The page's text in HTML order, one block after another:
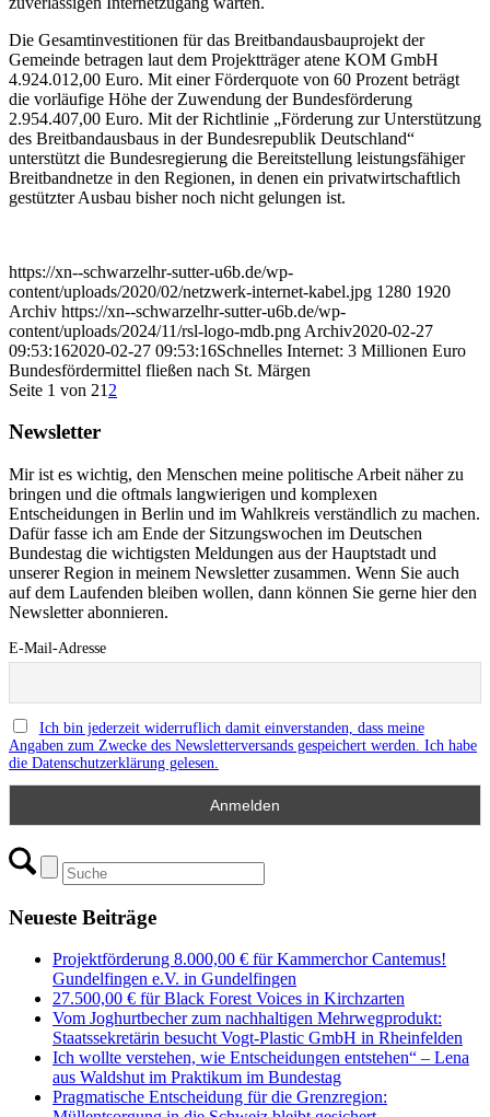
Die Gesamtinvestitionen für das Breitbandausbauprojekt der
Gemeinde betragen laut dem Projektträger atene KOM GmbH
4.924.012,00 Euro. Mit einer Förderquote von 60 Prozent beträgt
die vorläufige Höhe der Zuwendung der Bundesförderung
2.954.407,00 Euro. Mit der Richtlinie „Förderung zur Unterstützung
des Breitbandausbaus in der Bundesrepublik Deutschland“
unterstützt die Bundesregierung die Bereitstellung leistungsfähiger
Breitbandnetze in den Regionen, in denen ein privatwirtschaftlich
gestützter Ausbau bisher noch nicht gelungen ist.
https://xn--schwarzelhr-sutter-u6b.de/wp-
content/uploads/2020/02/netzwerk-internet-kabel.jpg 1280 1920
Archiv https://xn--schwarzelhr-sutter-u6b.de/wp-
content/uploads/2024/11/rsl-logo-mdb.png Archiv2020-02-27
09:53:162020-02-27 09:53:16Schnelles Internet: 3 Millionen Euro
Bundesfördermittel fließen nach St. Märgen
Seite 1 von 21 2
Newsletter
Mir ist es wichtig, den Menschen meine politische Arbeit näher zu
bringen und die oftmals langwierigen und komplexen
Entscheidungen in Berlin und im Wahlkreis verständlich zu machen.
Dafür fasse ich am Ende der Sitzungswochen im Deutschen
Bundestag die wichtigsten Meldungen aus der Hauptstadt und
unserer Region in meinem Newsletter zusammen. Wenn Sie auch
auf dem Laufenden bleiben wollen, dann können Sie gerne hier den
Newsletter abonnieren.
E-Mail-Adresse
Ich bin jederzeit widerruflich damit einverstanden, dass meine
Angaben zum Zwecke des Newsletterversands gespeichert werden. Ich habe
die Datenschutzerklärung gelesen.
Neueste Beiträge
Projektförderung 8.000,00 € für Kammerchor Cantemus!
Gundelfingen e.V. in Gundelfingen
27.500,00 € für Black Forest Voices in Kirchzarten
Vom Joghurtbecher zum nachhaltigen Mehrwegprodukt:
Staatssekretärin besucht Vogt-Plastic GmbH in Rheinfelden
Ich wollte verstehen, wie Entscheidungen entstehen“ – Lena
aus Waldshut im Praktikum im Bundestag
Pragmatische Entscheidung für die Grenzregion: